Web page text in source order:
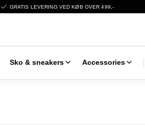
GRATIS LEVERING VED KØB OVER 499,-
Sko & sneakers Accessories